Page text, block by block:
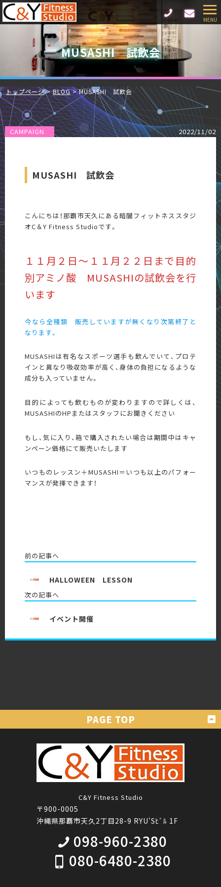
MUSASHI 試飲会
トップページ BLOG MUSASHI 試飲会
CAMPAIGN 2022/11/02
MUSASHI 試飲会
こんにちは！那覇市天久にある暗闇フィットネススタジ
オC＆Y Fitness Studioです。
１１月２日～１１月２２日まで目的
別アミノ酸 MUSASHIの試飲会を行
います
今なら全種類 販売していますが無くなり次第終了と
なります。
MUSASHIは有名なスポーツ選手も飲んでいて、プロテ
インと異なり吸収効率が高く、身体の負担になるような
成分も入っていません。
目的によっても飲むものが変わりますので詳しくは、
MUSASHIのHPまたはスタッフにお聞きください
もし、気に入り、箱で購入されたい場合は期間中はキャ
ンペーン価格にて販売いたします
いつものレッスン＋MUSASHI＝いつも以上のパフォー
マンスが発揮できます！
前の記事へ
HALLOWEEN LESSON
次の記事へ
イベント開催
C&Y Fitness Studio
〒900-0005
沖縄県那覇市天久2丁目28-9 RYU'Sﾋﾞﾙ 1F
098-960-2380
080-6480-2380